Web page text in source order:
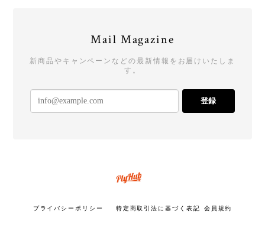
Mail Magazine
新商品やキャンペーンなどの最新情報をお届けいたしま
す。
登録
プライバシーポリシー 特定商取引法に基づく表記 会員規約